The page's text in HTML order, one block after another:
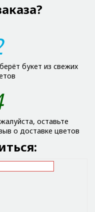
букет из свежих
оставьте
о доставке цветов
ссылку на приложение